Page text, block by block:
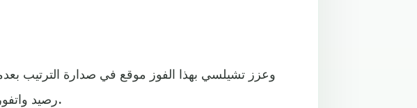
رصيد واتفورد عند 13 نقطة في المركز السابع عشر.